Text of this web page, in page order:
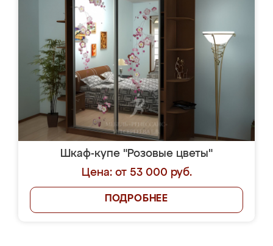
Шкаф-купе "Розовые цветы"
Цена: от 53 000 руб.
ПОДРОБНЕЕ